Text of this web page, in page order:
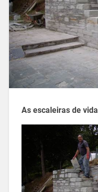
As escaleiras de vida